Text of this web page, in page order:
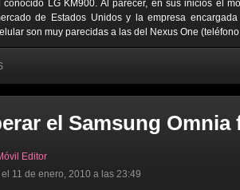
conocido LG KM900. Al parecer, en sus inicios el
de Estados Unidos y la empresa
son muy parecidas a las del Nexus One
el Samsung
Editor
11 de enero, 2010 a las 23:49